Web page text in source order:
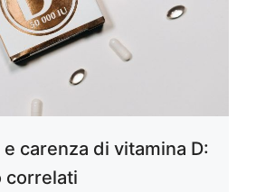
carenza di vitamina D:
correlati